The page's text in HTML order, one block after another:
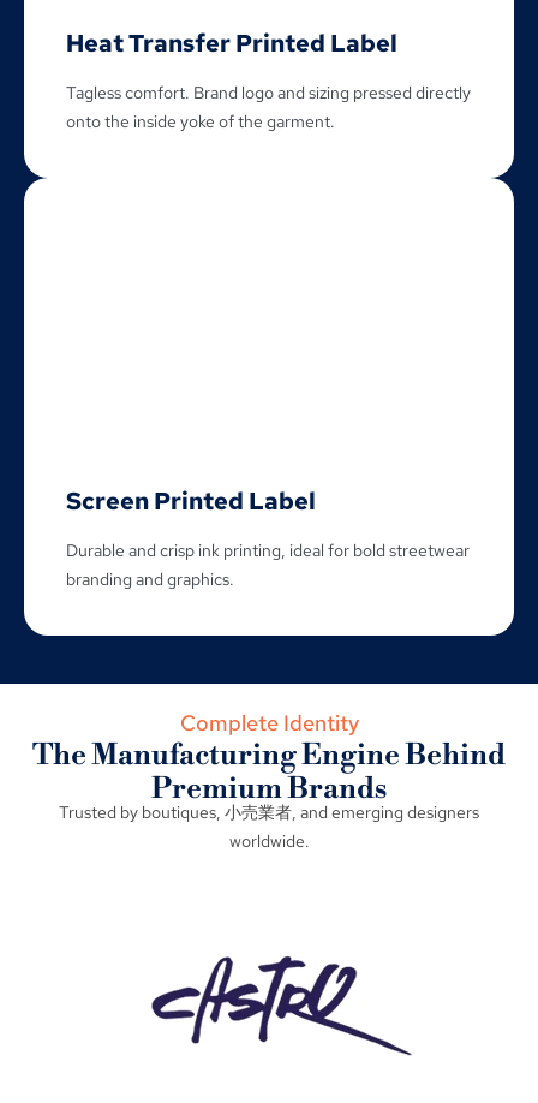
Heat Transfer Printed Label
Tagless comfort. Brand logo and sizing pressed directly
onto the inside yoke of the garment.
Screen Printed Label
Durable and crisp ink printing, ideal for bold streetwear
branding and graphics.
Complete Identity
The Manufacturing Engine Behind
Premium Brands
Trusted by boutiques, 小売業者, and emerging designers
worldwide.